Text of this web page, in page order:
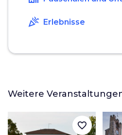
celebration Erlebnisse
Weitere
favorite_border